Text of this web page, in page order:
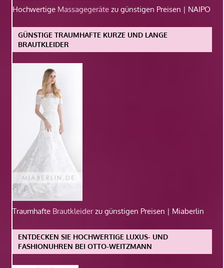
Hochwertige Massagegeräte zu günstigen Preisen | NAIPO
GÜNSTIGE TRAUMHAFTE KURZE UND LANGE
BRAUTKLEIDER
Traumhafte Brautkleiderzu günstigen Preisen | Miaberlin
ENTDECKEN SIE HOCHWERTIGE LUXUS- UND
FASHIONUHREN BEI OTTO-WEITZMANN